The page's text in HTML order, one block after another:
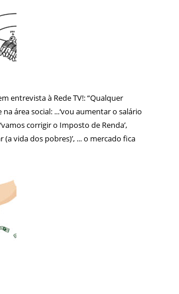
entrevista à Rede TV!: “Qualquer
área social: ...‘vou aumentar o salário
corrigir o Imposto de Renda’,
(a vida dos pobres)’, ... o mercado fica